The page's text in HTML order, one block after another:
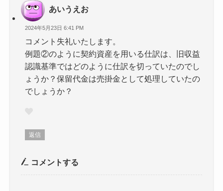
あいうえお
2024年5月23日 6:41 PM
コメント失礼いたします。
例題②のように契約資産を用いる仕訳は、旧収益
認識基準ではどのように仕訳を切っていたのでし
ょうか？保留代金は売掛金として処理していたの
でしょうか？
返信
コメントする